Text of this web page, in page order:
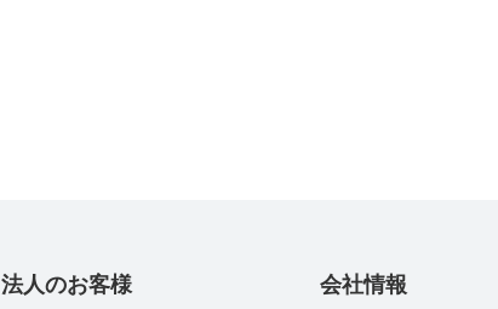
法人のお客様 会社情報